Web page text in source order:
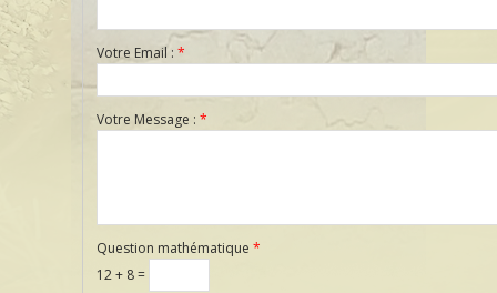
Votre Email : *
Votre Message : *
Question mathématique *
12 + 8 =